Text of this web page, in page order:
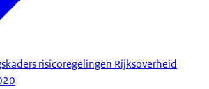
risicoregelingen Rijksoverheid